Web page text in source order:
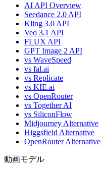
AI API Overview
Seedance 2.0 API
Kling 3.0 API
Veo 3.1 API
FLUX API
GPT Image 2 API
vs WaveSpeed
vs fal.ai
vs Replicate
vs KIE.ai
vs OpenRouter
vs Together AI
vs SiliconFlow
Midjourney Alternative
Higgsfield Alternative
OpenRouter Alternative
動画モデル